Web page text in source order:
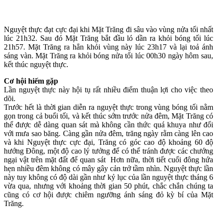
Nguyệt thực đạt cực đại khi Mặt Trăng đi sâu vào vùng nửa tối nhất
lúc 21h32. Sau đó Mặt Trăng bắt đầu ló dần ra khỏi bóng tối lúc
21h57. Mặt Trăng ra hẳn khỏi vùng này lúc 23h17 và lại toả ánh
sáng vàn. Mặt Trăng ra khỏi bóng nửa tối lúc 00h30 ngày hôm sau,
kết thúc nguyệt thực.
Cơ hội hiếm gặp
Lần nguyệt thực này hội tụ rất nhiều điểm thuận lợi cho việc theo
dõi.
Trước hết là thời gian diễn ra nguyệt thực trong vùng bóng tối nằm
gọn trong cả buổi tối, và kết thúc sớm trước nửa đêm, Mặt Trăng có
thể được dễ dàng quan sát mà không cần thức quá khuya như đối
với mưa sao băng. Càng gần nửa đêm, trăng ngày rằm càng lên cao
và khi Nguyệt thực cực đại, Trăng có góc cao độ khoảng 60 độ
hướng Đông, một độ cao lý tưởng để có thể tránh được các chướng
ngại vật trên mặt đất để quan sát Hơn nữa, thời tiết cuối đông hứa
hẹn nhiều đêm không có mây gây cản trở tầm nhìn. Nguyệt thực lần
này tuy không có độ dài gần như kỷ lục của lần nguyệt thực tháng 6
vừa qua, nhưng với khoảng thời gian 50 phút, chắc chắn chúng ta
cũng có cơ hội được chiêm ngưỡng ánh sáng đỏ kỳ bí của Mặt
Trăng.